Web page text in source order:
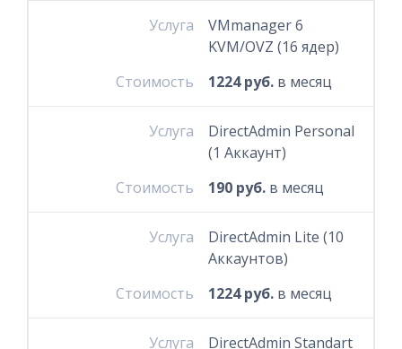
Услуга
VMmanager 6
KVM/OVZ (16 ядер)
Стоимость
1224 руб.в месяц
Услуга
DirectAdmin Personal
(1 Аккаунт)
Стоимость
190 руб.в месяц
Услуга
DirectAdmin Lite (10
Аккаунтов)
Стоимость
1224 руб.в месяц
Услуга
DirectAdmin Standart